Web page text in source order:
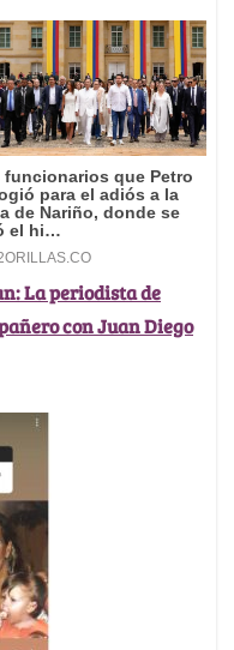
La periodista de
con Juan Diego